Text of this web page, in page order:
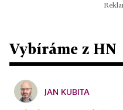
Vybíráme z HN
JAN KUBITA